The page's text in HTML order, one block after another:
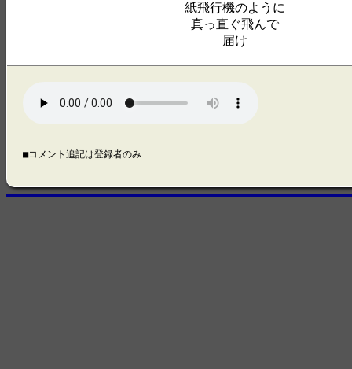
紙飛行機のように
真っ直ぐ飛んで
届け
■コメント追記は登録者のみ